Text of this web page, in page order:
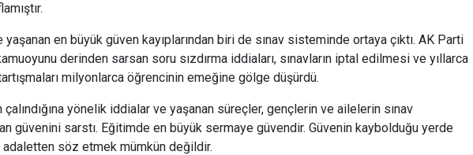
yaşanan en büyük güven kayıplarından biri de sınav sisteminde ortaya çıktı. AK Parti
derinden sarsan soru sızdırma iddiaları, sınavların iptal edilmesi ve yıllarca
milyonlarca öğrencinin emeğine gölge düşürdü.
çalındığına yönelik iddialar ve yaşanan süreçler, gençlerin ve ailelerin sınav
güvenini sarstı. Eğitimde en büyük sermaye güvendir. Güvenin kaybolduğu yerde
adaletten söz etmek mümkün değildir.